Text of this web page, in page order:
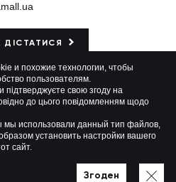
ДІСТАТИСЯ
Мапа ТРЦ
Всі права захищені
и похожие технологии, чтобы
пользователям.
підтверджуєте свою згоду на
до цього повідомленням щодо
мы использовали данный тип файлов,
установить настройки вашего
сайт.
Згоден